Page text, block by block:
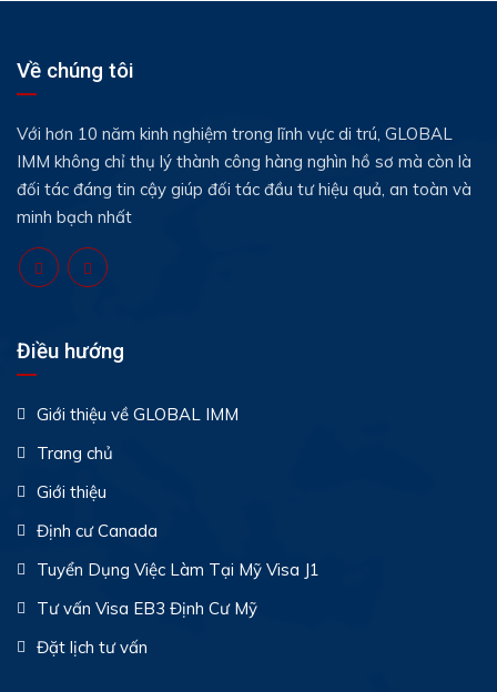
Về chúng tôi
Với hơn 10 năm kinh nghiệm trong lĩnh vực di trú, GLOBAL
IMM không chỉ thụ lý thành công hàng nghìn hồ sơ mà còn là
đối tác đáng tin cậy giúp đối tác đầu tư hiệu quả, an toàn và
minh bạch nhất
Điều hướng
Giới thiệu về GLOBAL IMM
Trang chủ
Giới thiệu
Định cư Canada
Tuyển Dụng Việc Làm Tại Mỹ Visa J1
Tư vấn Visa EB3 Định Cư Mỹ
Đặt lịch tư vấn